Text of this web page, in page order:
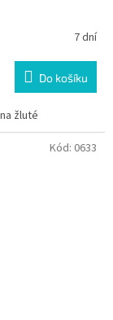
7 dní
Do košíku
žluté
Kód: 0633